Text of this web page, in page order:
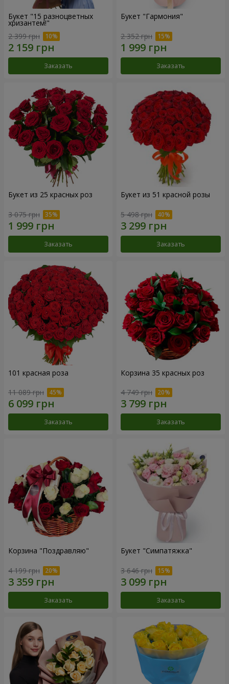
Букет "15 разноцветных
хризантем!"
2 399 грн
Заказать
Букет "Гармония"
2 352 грн
Заказать
Букет из 25 красных роз
3 075 грн
Заказать
Букет из 51 красной розы
5 498 грн
Заказать
101 красная роза
11 089 грн
Заказать
Корзина 35 красных роз
4 749 грн
Заказать
Корзина "Поздравляю"
4 199 грн
Заказать
Букет "Симпатяжка"
3 646 грн
Заказать